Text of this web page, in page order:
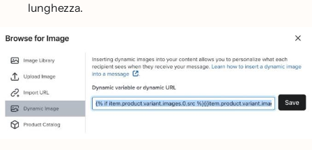
lunghezza.